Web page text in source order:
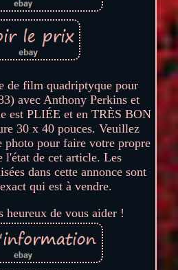
de film quadriptyque pour
avec Anthony Perkins et
est PLIÉE et en TRÈS BON
30 x 40 pouces. Veuillez
photo pour faire votre propre
l'état de cet article. Les
dans cette annonce sont
qui est à vendre.
heureux de vous aider !